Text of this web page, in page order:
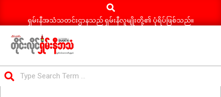
Search
ရှမ်းနီအသံသတင်းဌာနသည် ရှမ်းနီလူမျိုးတို့၏ ပုံရိပ်ဖြစ်သည်။
ရှမ်း
နီ